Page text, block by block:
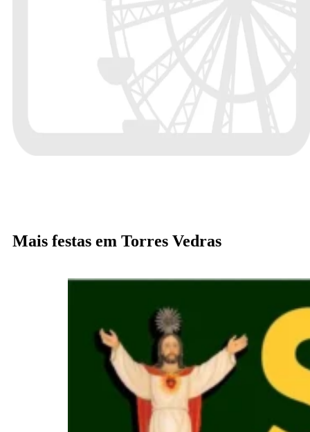
Mais festas em Torres Vedras